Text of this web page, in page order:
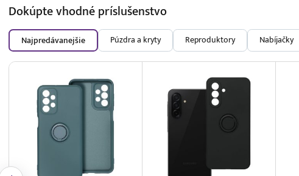
Dokúpte vhodnépríslušenstvo
Najpredávanejšie Púzdra a kryty Reproduktory Nabíjačky